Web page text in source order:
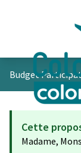
Budget
Cette
Madame,